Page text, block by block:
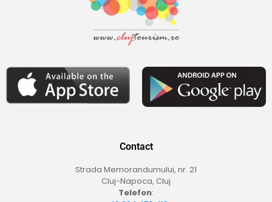
Contact
Strada Memorandumului, nr. 21
Cluj-Napoca, Cluj
Telefon: